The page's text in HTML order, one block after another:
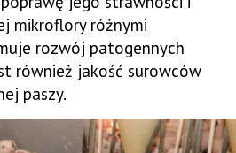
mikroflory różnymi
rozwój patogennych
również jakość surowców
paszy.